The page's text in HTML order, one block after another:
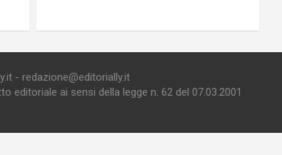
- redazione@editorially.it
ai sensi della legge n. 62 del 07.03.2001